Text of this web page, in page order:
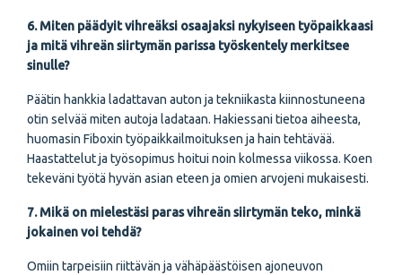
6. Miten päädyit vihreäksi osaajaksi nykyiseen työpaikkaasi
ja mitä vihreän siirtymän parissa työskentely merkitsee
sinulle?
Päätin hankkia ladattavan auton ja tekniikasta kiinnostuneena
otin selvää miten autoja ladataan. Hakiessani tietoa aiheesta,
huomasin Fiboxin työpaikkailmoituksen ja hain tehtävää.
Haastattelut ja työsopimus hoitui noin kolmessa viikossa. Koen
tekeväni työtä hyvän asian eteen ja omien arvojeni mukaisesti.
7. Mikä on mielestäsi paras vihreän siirtymän teko, minkä
jokainen voi tehdä?
Omiin tarpeisiin riittävän ja vähäpäästöisen ajoneuvon